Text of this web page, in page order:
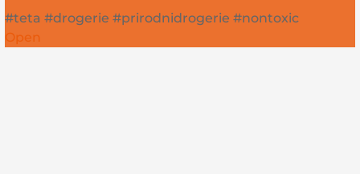
#teta #drogerie #prirodnidrogerie #nontoxic
Open